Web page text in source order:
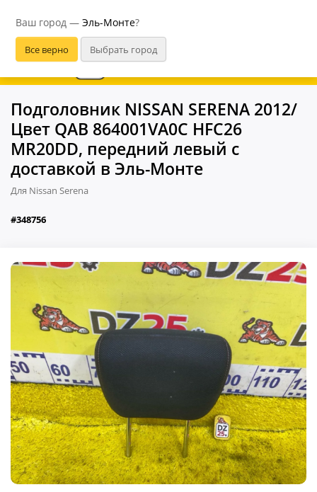
Ваш город — Эль-Монте?
В приложении удобнее
Подголовник NISSAN SERENA 2012/
Цвет QAB 864001VA0C HFC26
MR20DD, передний левый с
доставкой в Эль-Монте
Для Nissan Serena
#348756